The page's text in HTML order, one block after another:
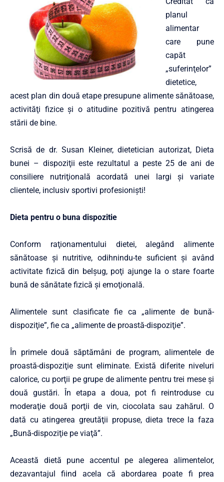
planul
alimentar
care pune
capăt
„suferinţelor”
dietetice,
acest plan din două etape presupune alimente sănătoase,
activităţi fizice şi o atitudine pozitivă pentru atingerea
stării de bine.
Scrisă de dr. Susan Kleiner, dietetician autorizat, Dieta
bunei – dispoziţii este rezultatul a peste 25 de ani de
consiliere nutriţională acordată unei largi şi variate
clientele, inclusiv sportivi profesionişti!
Dieta pentru o buna dispozitie
Conform raţionamentului dietei, alegând alimente
sănătoase şi nutritive, odihnindu-te suficient şi având
activitate fizică din belşug, poţi ajunge la o stare foarte
bună de sănătate fizică şi emoţională.
Alimentele sunt clasificate fie ca „alimente de bună-
dispoziţie”, fie ca „alimente de proastă-dispoziţie”.
În primele două săptămâni de program, alimentele de
proastă-dispoziţie sunt eliminate. Există diferite niveluri
calorice, cu porţii pe grupe de alimente pentru trei mese şi
două gustări. În etapa a doua, pot fi reintroduse cu
moderaţie două porţii de vin, ciocolata sau zahărul. O
dată cu atingerea greutăţii propuse, dieta trece la faza
„Bună-dispoziţie pe viaţă”.
Această dietă pune accentul pe alegerea alimentelor,
dezavantajul fiind acela că abordarea poate fi prea